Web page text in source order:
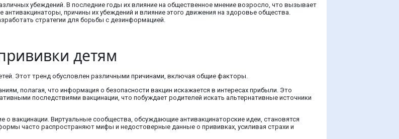
убеждений. В последние годы их влияние на общественное мнение возросло, что вызывает
причины их убеждений и влияние этого движения на здоровье общества.
стратегии для борьбы с дезинформацией.
детям
Этот тренд обусловлен различными причинами, включая общие факторы.
полагая, что информация о безопасности вакцин искажается в интересах прибыли. Это
последствиями вакцинации, что побуждает родителей искать альтернативные источники
вакцинации. Виртуальные сообщества, обсуждающие антивакцинаторские идеи, становятся
часто распространяют мифы и недостоверные данные о прививках, усиливая страхи и